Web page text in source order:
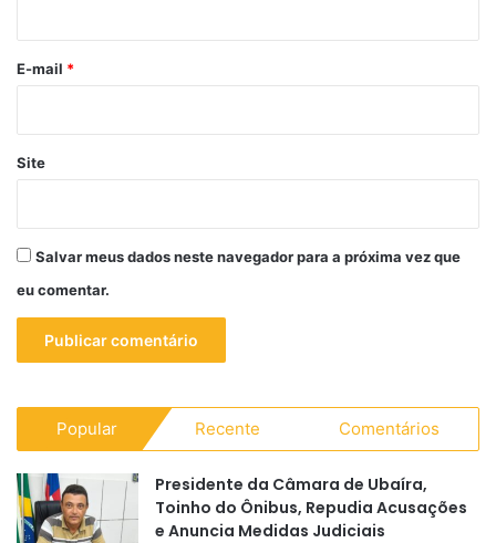
*
E-mail *
Site
Salvar meus dados neste navegador para a próxima vez que
eu comentar.
Popular Recente Comentários
Presidente da Câmara de Ubaíra,
Toinho do Ônibus, Repudia Acusações
e Anuncia Medidas Judiciais